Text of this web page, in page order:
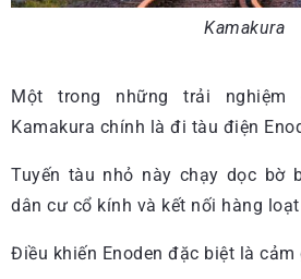
Kamakura
Một trong những trải
Kamakura chính là đi tàu điện
Tuyến tàu nhỏ này chạy dọc bờ
dân cư cổ kính và kết nối hàng
Điều khiến Enoden đặc biệt là cảm